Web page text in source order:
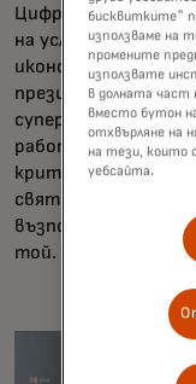
Цифровата
на условията за
икономиката на
президент и
работа - от
критични
свят с изкуствен
възползват от
той.
бисквитките"
използваме на
промените
използвате
в долната част
вместо бутон
отхвърляне на
на тези, които
уебсайта.